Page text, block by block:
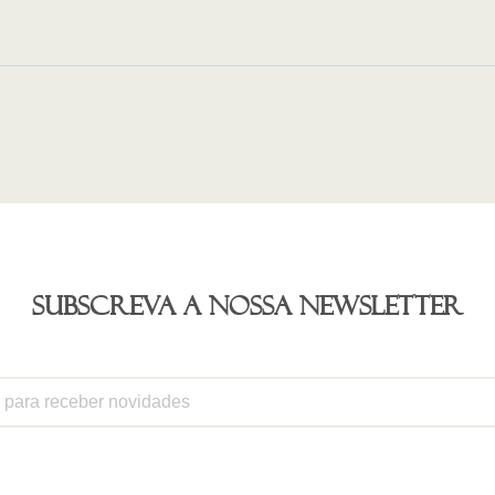
Subscreva a nossa newsletter